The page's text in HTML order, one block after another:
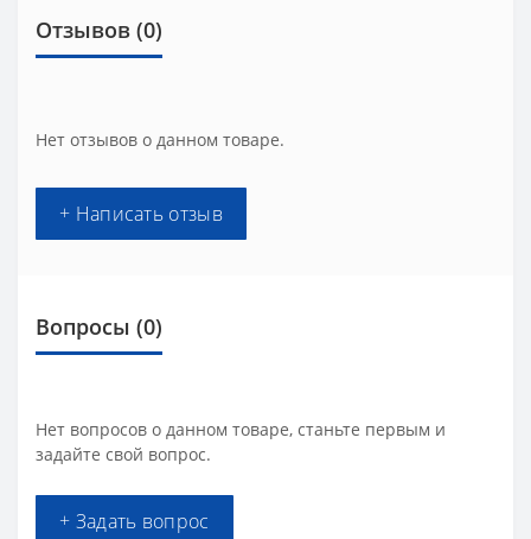
Отзывов (0)
Нет отзывов о данном товаре.
+ Написать отзыв
Вопросы (0)
Нет вопросов о данном товаре, станьте первым и
задайте свой вопрос.
+ Задать вопрос